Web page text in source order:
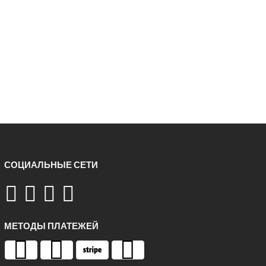
СОЦИАЛЬНЫЕ СЕТИ
МЕТОДЫ ПЛАТЕЖЕЙ